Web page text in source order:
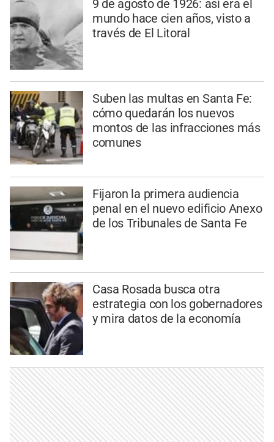
9 de agosto de 1926: así era el
mundo hace cien años, visto a
través de El Litoral
Suben las multas en Santa Fe:
cómo quedarán los nuevos
montos de las infracciones más
comunes
Fijaron la primera audiencia
penal en el nuevo edificio Anexo
de los Tribunales de Santa Fe
Casa Rosada busca otra
estrategia con los gobernadores
y mira datos de la economía